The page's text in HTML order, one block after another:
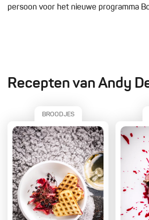
persoon voor het nieuwe programma
Recepten van Andy
BROODJES